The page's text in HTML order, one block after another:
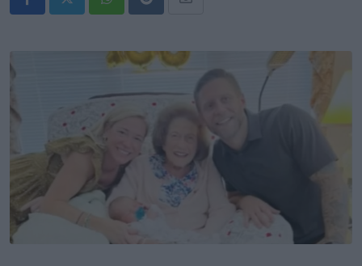
WhatsappRedditShare
Email